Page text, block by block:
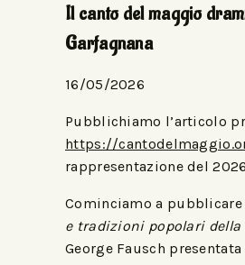
Il canto del maggio
Garfagnana
16/05/2026
Pubblichiamo l’articolo
https://
rappresentazione del
Cominciamo a
e tradizioni popolari della
George Fausch